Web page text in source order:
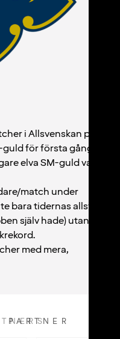
i Allsvenskan på
för första gången
elva SM-guld varav
match under
bara tidernas allsvenska
själv hade) utan man
med mera,